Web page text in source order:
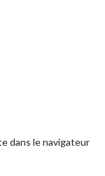
dans le navigateur